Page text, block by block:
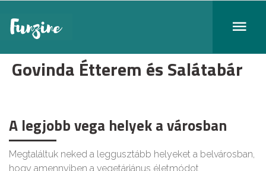
Govinda Étterem és Salátabár
A legjobb vega helyek a városban
Megtaláltuk neked a leggusztább helyeket a belvárosban,
hogy amennyiben a vegetáriánus életmódot